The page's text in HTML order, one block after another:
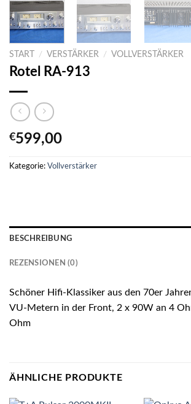
START / VERSTÄRKER / VOLLVERSTÄRKER
Rotel RA-913
€599,00
Kategorie: Vollverstärker
BESCHREIBUNG
REZENSIONEN (0)
Schöner Hifi-Klassiker aus den 70er
VU-Metern in der Front, 2 x 90W an 4
Ohm
ÄHNLICHE PRODUKTE